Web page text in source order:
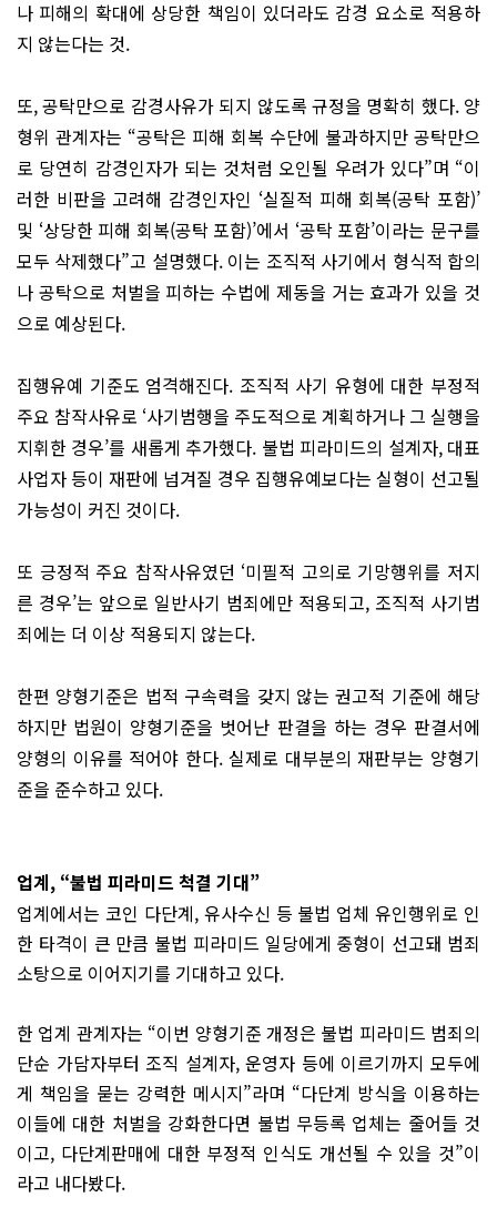
나 피해의 확대에 상당한 책임이 있더라도 감경 요소로 적용하
지 않는다는 것.
또, 공탁만으로 감경사유가 되지 않도록 규정을 명확히 했다. 양
형위 관계자는 “공탁은 피해 회복 수단에 불과하지만 공탁만으
로 당연히 감경인자가 되는 것처럼 오인될 우려가 있다”며 “이
러한 비판을 고려해 감경인자인 ‘실질적 피해 회복(공탁 포함)’
및 ‘상당한 피해 회복(공탁 포함)’에서 ‘공탁 포함’이라는 문구를
모두 삭제했다”고 설명했다. 이는 조직적 사기에서 형식적 합의
나 공탁으로 처벌을 피하는 수법에 제동을 거는 효과가 있을 것
으로 예상된다.
집행유예 기준도 엄격해진다. 조직적 사기 유형에 대한 부정적
주요 참작사유로 ‘사기범행을 주도적으로 계획하거나 그 실행을
지휘한 경우’를 새롭게 추가했다. 불법 피라미드의 설계자, 대표
사업자 등이 재판에 넘겨질 경우 집행유예보다는 실형이 선고될
가능성이 커진 것이다.
또 긍정적 주요 참작사유였던 ‘미필적 고의로 기망행위를 저지
른 경우’는 앞으로 일반사기 범죄에만 적용되고, 조직적 사기범
죄에는 더 이상 적용되지 않는다.
한편 양형기준은 법적 구속력을 갖지 않는 권고적 기준에 해당
하지만 법원이 양형기준을 벗어난 판결을 하는 경우 판결서에
양형의 이유를 적어야 한다. 실제로 대부분의 재판부는 양형기
준을 준수하고 있다.
업계, “불법 피라미드 척결 기대”
업계에서는 코인 다단계, 유사수신 등 불법 업체 유인행위로 인
한 타격이 큰 만큼 불법 피라미드 일당에게 중형이 선고돼 범죄
소탕으로 이어지기를 기대하고 있다.
한 업계 관계자는 “이번 양형기준 개정은 불법 피라미드 범죄의
단순 가담자부터 조직 설계자, 운영자 등에 이르기까지 모두에
게 책임을 묻는 강력한 메시지”라며 “다단계 방식을 이용하는
이들에 대한 처벌을 강화한다면 불법 무등록 업체는 줄어들 것
이고, 다단계판매에 대한 부정적 인식도 개선될 수 있을 것”이
라고 내다봤다.